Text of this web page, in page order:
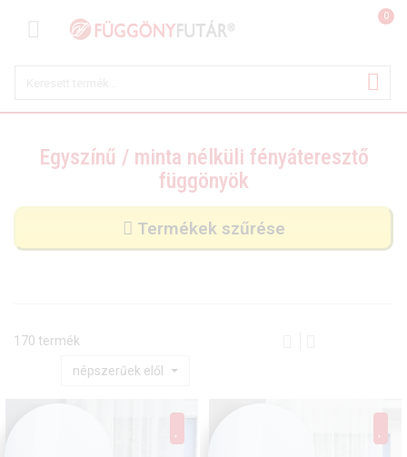
0
Egyszínű / minta nélküli fényáteresztő
függönyök
Termékek szűrése
170 termék
népszerűek elől